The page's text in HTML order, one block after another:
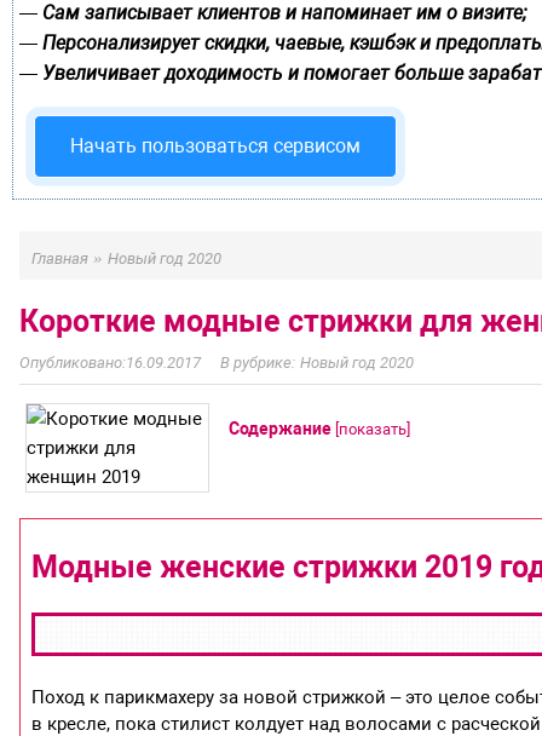
— Сам записывает клиентов и напоминает им о визите;
— Персонализирует скидки, чаевые, кэшбэк и
— Увеличивает доходимость и помогает больше
Начать пользоваться сервисом
Главная » Новый год 2020
Короткие модные стрижки для
16.09.2017 Новый год 2020
Содержание [показать]
Модные женские стрижки 2019
Поход к парикмахеру за новой стрижкой – это целое
в кресле, пока стилист колдует над волосами с